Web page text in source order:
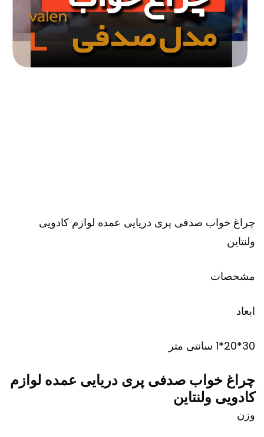
چراغ خواب صدفی پری دریایی عمده لوازم کادویی
ولنتاین
مشخصات
ابعاد
30*20*1 سانتی متر
چراغ خواب صدفی پری دریایی عمده لوازم
کادویی ولنتاین
وزن